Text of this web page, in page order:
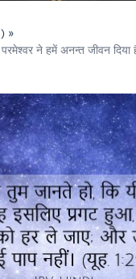
»
परमेश्‍वर ने हमें अनन्त जीवन